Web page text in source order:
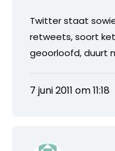
Twitter staat
retweets, soort
geoorloofd, duurt
7 juni 2011 om 11:18